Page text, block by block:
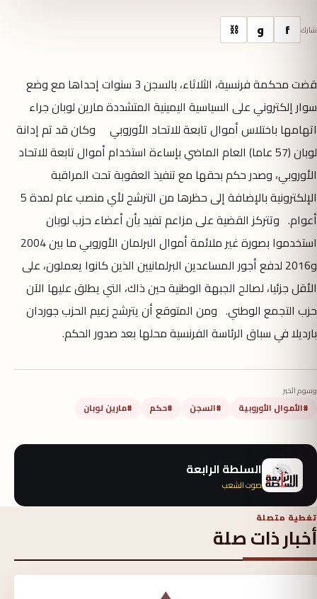
شارك f و ⛓
قضت محكمة فرنسية، الثلاثاء، بالسجن 3 سنوات إحداها مع وضع
سوار إلكتروني على السياسية اليمينية المتشددة مارين لوبان جراء
اتهامها باختلاس أموال تابعة للاتحاد الأوروبي وكان قد تم إدانة
لوبان (57 عاما) العام الماضي بإساءة استخدام أموال تابعة للاتحاد
الأوروبي، وصدر حكم بحقها مع تنفيذ العقوبة تحت المراقبة
الإلكترونية بالإضافة إلى حظرها من الترشح لأي منصب عام لمدة 5
أعوام. وتتركز القضية على مزاعم تفيد بأن أعضاء حزب لوبان
استخدموا بصورة غير ملائمة أموال البرلمان الأوروبي ما بين 2004
و2016 لدفع أجور المساعدين البرلمانيين الذين كانوا يعملون، على
الأقل جزئيا، لصالح الجبهة الوطنية حين ذاك، التي يطلق عليها الآن
حزب التجمع الوطني. ومن المتوقع أن يترشح زعيم الحزب جوردان
بارديلا في سباق الرئاسة الفرنسية محلها بعد صدور الحكم.
وسوم الخبر
#الأموال الأوروبية #السجن #حكم #مارين لوبان
السلطة الرابعة
صوت الشعب
تغطية متصلة
أخبار ذات صلة